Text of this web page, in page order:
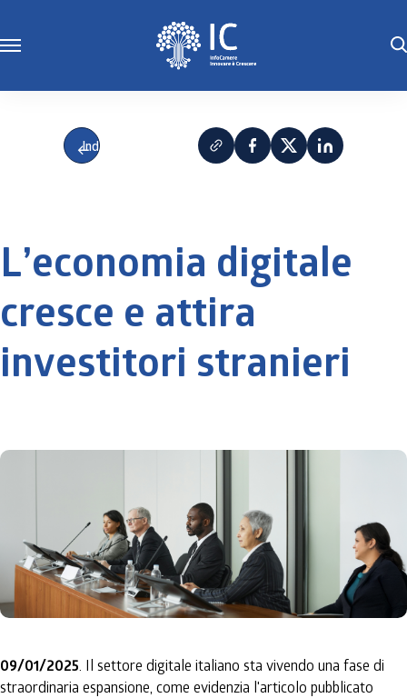
Indietro
L’economia digitale
cresce e attira
investitori stranieri
09/01/2025 . Il settore digitale italiano sta vivendo una fase di
straordinaria espansione, come evidenzia l'articolo pubblicato